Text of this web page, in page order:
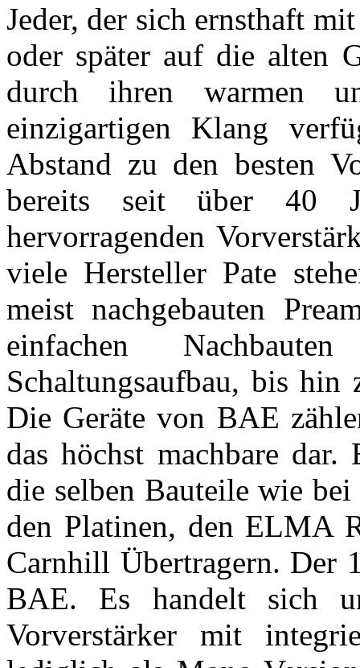
Jeder, der sich ernsthaft
oder später auf die alten
durch ihren warmen
einzigartigen Klang
Abstand zu den besten
bereits seit über 40
hervorragenden
viele Hersteller Pate
meist nachgebauten
einfachen
Schaltungsaufbau, bis
Die Geräte von BAE
das höchst machbare
die selben Bauteile wie
den Platinen, den ELMA
Carnhill Übertragern. Der
BAE. Es handelt sich
Vorverstärker mit